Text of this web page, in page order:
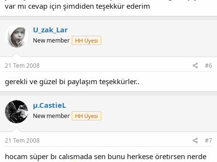
var mı cevap için şimdiden teşekkür ederim
U_zak_Lar
New member HH Üyesi
21 Tem 2008 #6
gerekli ve güzel bi paylaşım teşekkürler..
µ.CastieL
New member HH Üyesi
21 Tem 2008 #7
hocam süper bı calısmada sen bunu herkese öretırsen nerde